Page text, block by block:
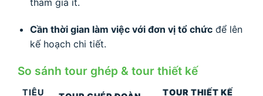
tham gia ít.
Cần thời gian làm việc với đơn vị tổ chứcđể lên
kế hoạch chi tiết.
So sánh tour ghép & tour thiết kế
TIÊU
TOUR THIẾT KẾ